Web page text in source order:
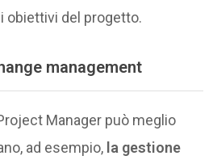
obiettivi del progetto.
management
Manager può meglio
ad esempio, la gestione